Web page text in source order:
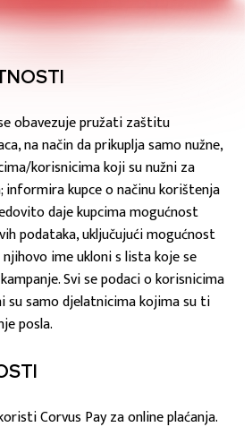
obavezuje pružati zaštitu
na način da prikuplja samo nužne,
korisnicima koji su nužni za
informira kupce o načinu korištenja
daje kupcima mogućnost
podataka, uključujući mogućnost
ime ukloni s lista koje se
Svi se podaci o korisnicima
su samo djelatnicima kojima su ti
posla.
Corvus Pay za online plaćanja.